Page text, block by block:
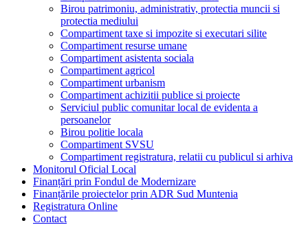
Birou patrimoniu, administrativ, protectia muncii si
protectia mediului
Compartiment taxe si impozite si executari silite
Compartiment resurse umane
Compartiment asistenta sociala
Compartiment agricol
Compartiment urbanism
Compartiment achizitii publice si proiecte
Serviciul public comunitar local de evidenta a
persoanelor
Birou politie locala
Compartiment SVSU
Compartiment registratura, relatii cu publicul si arhiva
Monitorul Oficial Local
Finanțări prin Fondul de Modernizare
Finanțările proiectelor prin ADR Sud Muntenia
Registratura Online
Contact